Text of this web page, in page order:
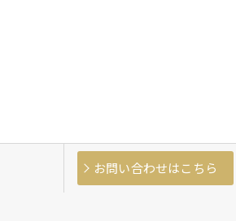
お問い合わせはこちら